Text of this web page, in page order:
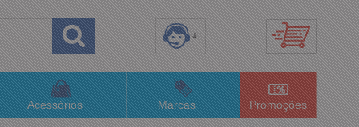
3658-4820
(48)996063435
Acessórios Marcas Promoções